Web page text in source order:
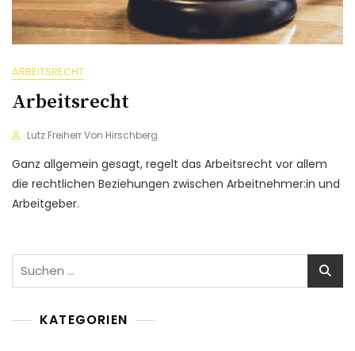
ARBEITSRECHT
Arbeitsrecht
Lutz Freiherr Von Hirschberg
Ganz allgemein gesagt, regelt das Arbeitsrecht vor allem
die rechtlichen Beziehungen zwischen Arbeitnehmer:in und
Arbeitgeber.
Suchen
KATEGORIEN